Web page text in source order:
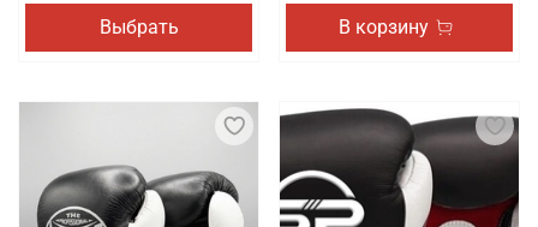
Выбрать В корзину